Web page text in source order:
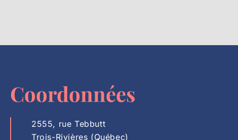
Coordonnées
2555, rue Tebbutt
Trois-Rivières (Québec)